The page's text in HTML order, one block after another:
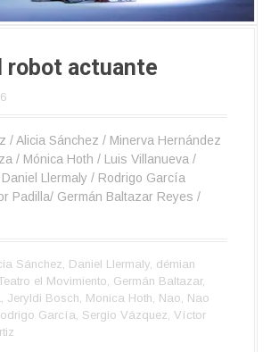
robot actuante
/ Alicia Sánchez / Minerva Hernández
/ Mónica Hoth / Luis Villanueva /
Llermaly / Rodrigo García
Padilla/ Germán Baltazar Reyes /
Sánchez Daniel Llermaly démian
el Movimiento Germán Baltazar,
Jeryldi Bosch Monica Hoth Nao Nao
García Sergio Vázquez Víctor